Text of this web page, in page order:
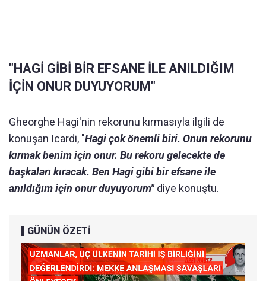
"HAGİ GİBİ BİR EFSANE İLE ANILDIĞIM
İÇİN ONUR DUYUYORUM"
Gheorghe Hagi'nin rekorunu kırmasıyla ilgili de
konuşan Icardi, "Hagi çok önemli biri. Onun rekorunu
kırmak benim için onur. Bu rekoru gelecekte de
başkaları kıracak. Ben Hagi gibi bir efsane ile
anıldığım için onur duyuyorum"diye konuştu.
GÜNÜN ÖZETİ